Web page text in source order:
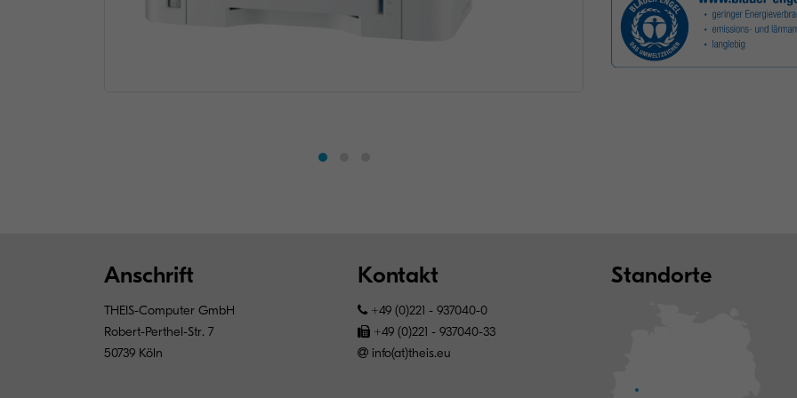
Anschrift
THEIS-Computer GmbH
Robert-Perthel-Str. 7
50739 Köln
Kontakt
+49 (0)221 - 937040-0
+49 (0)221 - 937040-33
info(at)theis.eu
Standorte